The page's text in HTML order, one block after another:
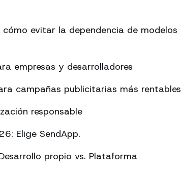
evitar la dependencia de modelos
empresas y desarrolladores
campañas publicitarias más rentables
responsable
Elige SendApp.
propio vs. Plataforma